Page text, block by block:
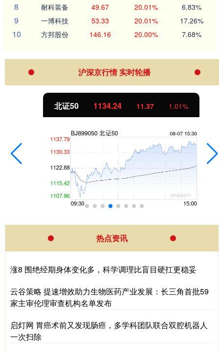
8 耐科装备 49.67 20.01% 6.83%
9 一博科技 53.33 20.01% 17.26%
10 方邦股份 146.16 20.00% 7.68%
沪深京行情 实时轮播
北证50 1134.24 11.37 1.01%
热点资讯
涨8 围绝经期身体变化多，科学调理比盲目硬扛更稳妥
云谷策略 提速增效助力生物医药产业发展：长三角首批59
家主审伦理审查机构名单发布
启灯网 胃癌术前又发现肠癌，多学科团队联合双腔机器人
一次扫除